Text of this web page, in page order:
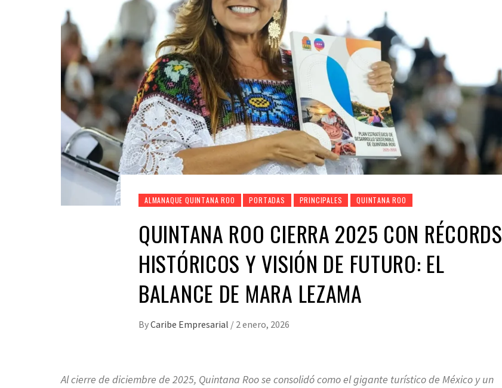
ALMANAQUE QUINTANA ROO PORTADAS PRINCIPALES QUINTANA ROO
QUINTANA ROO CIERRA 2025 CON RÉCORDS
HISTÓRICOS Y VISIÓN DE FUTURO: EL
BALANCE DE MARA LEZAMA
ByCaribe Empresarial / 2 enero, 2026
Al cierre de diciembre de 2025, Quintana Roo se consolidó como el gigante turístico de México y un